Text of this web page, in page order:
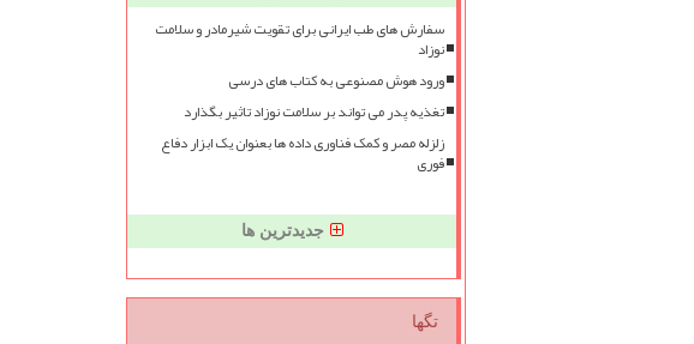
سفارش های طب ایرانی برای تقویت شیرمادر و سلامت
نوزاد
ورود هوش مصنوعی به کتاب های درسی
تغذیه پدر می تواند بر سلامت نوزاد تاثیر بگذارد
زلزله مصر و کمک فناوری داده ها بعنوان یک ابزار دفاع
فوری
جدیدترین ها
تگها